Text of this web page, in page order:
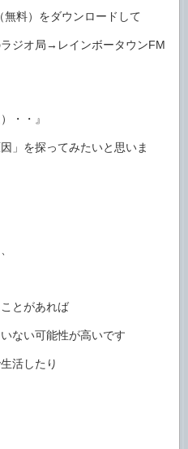
無料）をダウンロードして
ジオ局→レインボータウンFM
・・』
」を探ってみたいと思いま
とがあれば
ない可能性が高いです
活したり